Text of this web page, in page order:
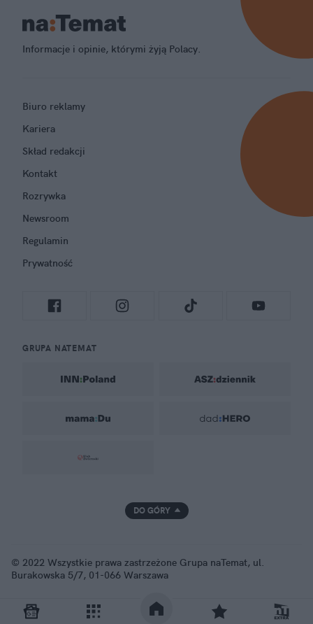
Informacje i opinie, którymi żyją Polacy.
Biuro reklamy
Kariera
Skład redakcji
Kontakt
Rozrywka
Newsroom
Regulamin
Prywatność
GRUPA NATEMAT
DO GÓRY
© 2022 Wszystkie prawa zastrzeżone Grupa naTemat, ul.
Burakowska 5/7, 01-066 Warszawa